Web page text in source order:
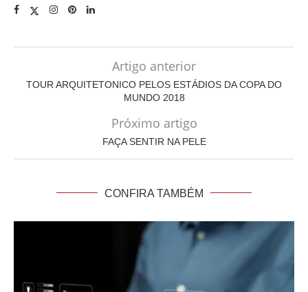
Artigo anterior
TOUR ARQUITETONICO PELOS ESTÁDIOS DA COPA DO
MUNDO 2018
Próximo artigo
FAÇA SENTIR NA PELE
CONFIRA TAMBÉM